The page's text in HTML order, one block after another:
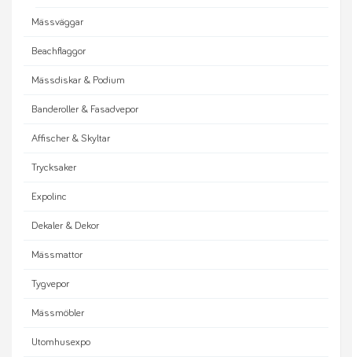
Mässväggar
Beachflaggor
Mässdiskar & Podium
Banderoller & Fasadvepor
Affischer & Skyltar
Trycksaker
Expolinc
Dekaler & Dekor
Mässmattor
Tygvepor
Mässmöbler
Utomhusexpo